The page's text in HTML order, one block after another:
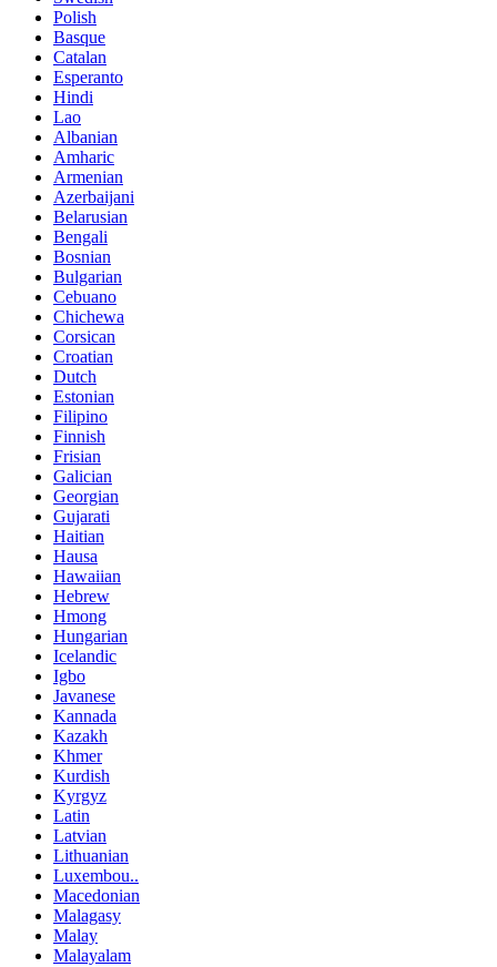
Polish
Basque
Catalan
Esperanto
Hindi
Lao
Albanian
Amharic
Armenian
Azerbaijani
Belarusian
Bengali
Bosnian
Bulgarian
Cebuano
Chichewa
Corsican
Croatian
Dutch
Estonian
Filipino
Finnish
Frisian
Galician
Georgian
Gujarati
Haitian
Hausa
Hawaiian
Hebrew
Hmong
Hungarian
Icelandic
Igbo
Javanese
Kannada
Kazakh
Khmer
Kurdish
Kyrgyz
Latin
Latvian
Lithuanian
Luxembou..
Macedonian
Malagasy
Malay
Malayalam